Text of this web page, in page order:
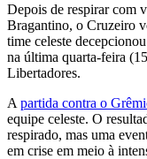
Depois de respirar com
Bragantino, o Cruzeiro
time celeste
na última quarta-feira
Libertadores.
A partida contra o
equipe celeste. O
respirado, mas uma
em crise em meio à